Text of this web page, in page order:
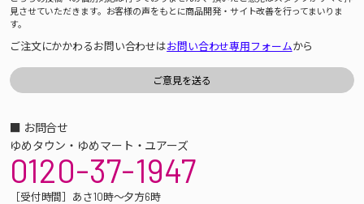
見させていただきます。お客様の声をもとに商品開発・サイト改善を行ってまいりま
す。
ご注文にかかわるお問い合わせはお問い合わせ専用フォームから
■ お問合せ
ゆめタウン・ゆめマート・ユアーズ
0120-37-1947
［受付時間］あさ10時～夕方6時